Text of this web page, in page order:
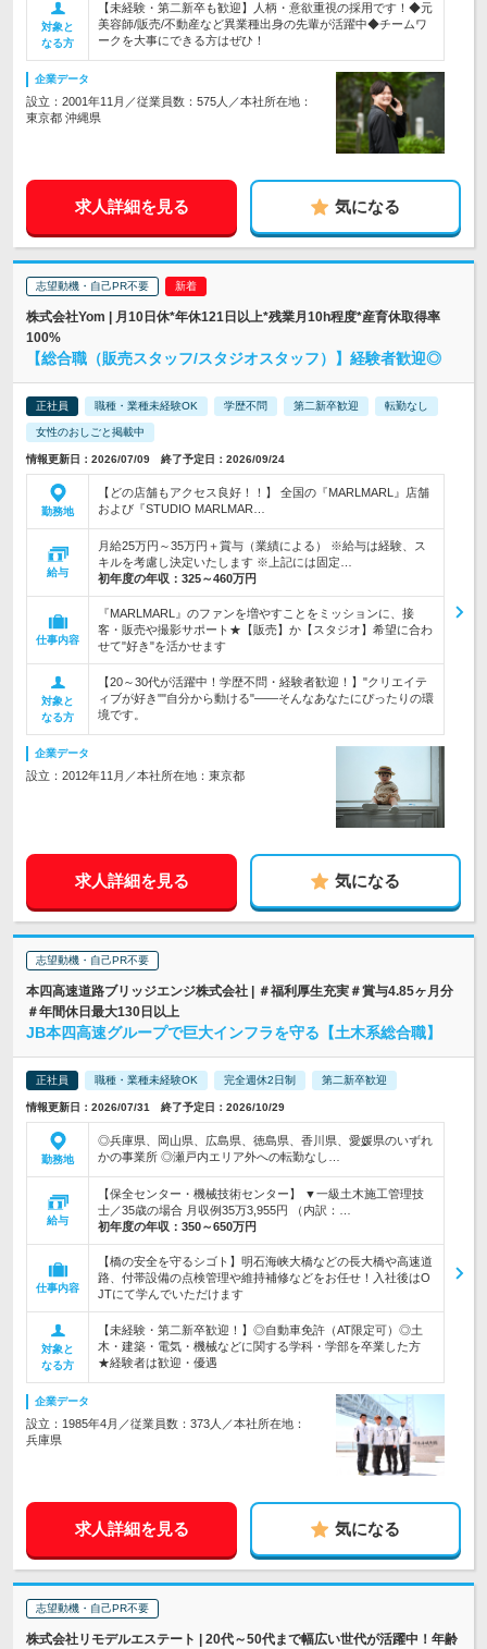
対象と
なる方
【未経験・第二新卒も歓迎】人柄・意欲重視の採用です！◆元
美容師/販売/不動産など異業種出身の先輩が活躍中◆チームワ
ークを大事にできる方はぜひ！
企業データ
設立：2001年11月／従業員数：575人／本社所在地：
東京都 沖縄県
求人詳細を見る 気になる
志望動機・自己PR不要
株式会社Yom | 月10日休*年休121日以上*残業月10h程度*産育休取得率
100%
【総合職（販売スタッフ/スタジオスタッフ）】経験者歓迎◎
正社員 職種・業種未経験OK 学歴不問 第二新卒歓迎 転勤なし
女性のおしごと掲載中
情報更新日：2026/07/09 終了予定日：2026/09/24
勤務地
【どの店舗もアクセス良好！！】 全国の『MARLMARL』店舗
および『STUDIO MARLMAR…
給与
月給25万円～35万円＋賞与（業績による） ※給与は経験、ス
キルを考慮し決定いたします ※上記には固定…
初年度の年収： 325～460万円
仕事内容
『MARLMARL』のファンを増やすことをミッションに、接
客・販売や撮影サポート★【販売】か【スタジオ】希望に合わ
せて"好き"を活かせます
対象と
なる方
【20～30代が活躍中！学歴不問・経験者歓迎！】"クリエイテ
ィブが好き""自分から動ける"――そんなあなたにぴったりの環
境です。
企業データ
設立：2012年11月／本社所在地：東京都
求人詳細を見る 気になる
志望動機・自己PR不要
本四高速道路ブリッジエンジ株式会社 | ＃福利厚生充実＃賞与4.85ヶ月分
＃年間休日最大130日以上
JB本四高速グループで巨大インフラを守る【土木系総合職】
正社員 職種・業種未経験OK 完全週休2日制 第二新卒歓迎
情報更新日：2026/07/31 終了予定日：2026/10/29
勤務地
◎兵庫県、岡山県、広島県、徳島県、香川県、愛媛県のいずれ
かの事業所 ◎瀬戸内エリア外への転勤なし…
給与
【保全センター・機械技術センター】 ▼一級土木施工管理技
士／35歳の場合 月収例35万3,955円 （内訳：…
初年度の年収： 350～650万円
仕事内容
【橋の安全を守るシゴト】明石海峡大橋などの長大橋や高速道
路、付帯設備の点検管理や維持補修などをお任せ！入社後はO
JTにて学んでいただけます
対象と
なる方
【未経験・第二新卒歓迎！】◎自動車免許（AT限定可）◎土
木・建築・電気・機械などに関する学科・学部を卒業した方
★経験者は歓迎・優遇
企業データ
設立：1985年4月／従業員数：373人／本社所在地：
兵庫県
求人詳細を見る 気になる
志望動機・自己PR不要
株式会社リモデルエステート | 20代～50代まで幅広い世代が活躍中！年齢